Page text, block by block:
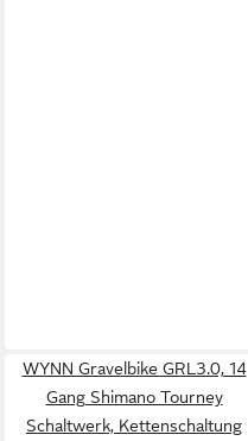
WYNN Gravelbike GRL3.0, 14
Gang Shimano Tourney
Schaltwerk, Kettenschaltung